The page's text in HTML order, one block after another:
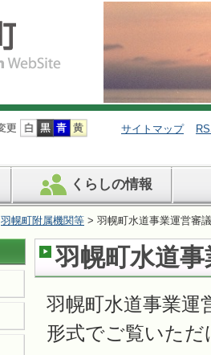
サイトマップ
くらしの情報
羽幌町附属機関等 > 羽幌町水道事業運営審
羽幌町水道
羽幌町水道事業運
形式でご覧いただ